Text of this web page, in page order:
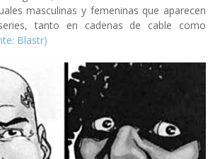
masculinas y femeninas que aparecen
tanto en cadenas de cable como
Blastr)